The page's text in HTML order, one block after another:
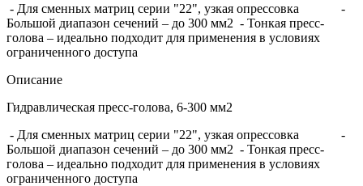
- Для сменных матриц серии "22", узкая опрессовка -
Большой диапазон сечений – до 300 мм2 - Тонкая пресс-
голова – идеально подходит для применения в условиях
ограниченного доступа
Описание
Гидравлическая пресс-голова, 6-300 мм2
- Для сменных матриц серии "22", узкая опрессовка -
Большой диапазон сечений – до 300 мм2 - Тонкая пресс-
голова – идеально подходит для применения в условиях
ограниченного доступа